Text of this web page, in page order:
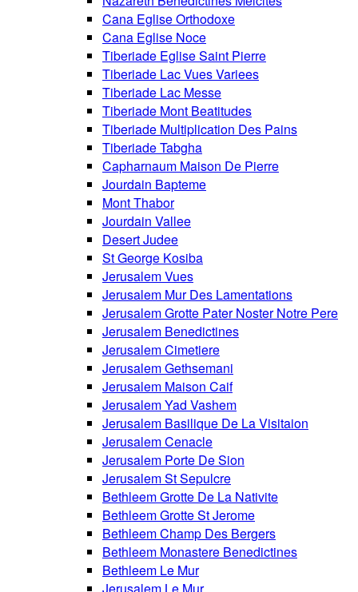
Cana Eglise Orthodoxe
Cana Eglise Noce
Tiberiade Eglise Saint Pierre
Tiberiade Lac Vues Variees
Tiberiade Lac Messe
Tiberiade Mont Beatitudes
Tiberiade Multiplication Des Pains
Tiberiade Tabgha
Capharnaum Maison De Pierre
Jourdain Bapteme
Mont Thabor
Jourdain Vallee
Desert Judee
St George Kosiba
Jerusalem Vues
Jerusalem Mur Des Lamentations
Jerusalem Grotte Pater Noster Notre Pere
Jerusalem Benedictines
Jerusalem Cimetiere
Jerusalem Gethsemani
Jerusalem Maison Caif
Jerusalem Yad Vashem
Jerusalem Basilique De La Visitaion
Jerusalem Cenacle
Jerusalem Porte De Sion
Jerusalem St Sepulcre
Bethleem Grotte De La Nativite
Bethleem Grotte St Jerome
Bethleem Champ Des Bergers
Bethleem Monastere Benedictines
Bethleem Le Mur